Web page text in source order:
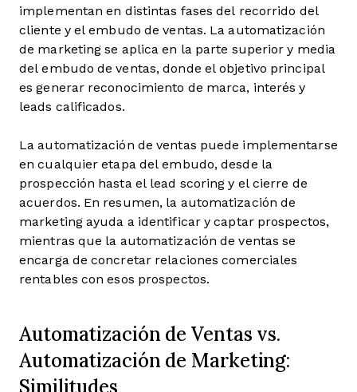
implementan en distintas fases del recorrido del
cliente y el embudo de ventas. La automatización
de marketing se aplica en la parte superior y media
del embudo de ventas, donde el objetivo principal
es generar reconocimiento de marca, interés y
leads calificados.
La automatización de ventas puede implementarse
en cualquier etapa del embudo, desde la
prospección hasta el lead scoring y el cierre de
acuerdos. En resumen, la automatización de
marketing ayuda a identificar y captar prospectos,
mientras que la automatización de ventas se
encarga de concretar relaciones comerciales
rentables con esos prospectos.
Automatización de Ventas vs.
Automatización de Marketing:
Similitudes